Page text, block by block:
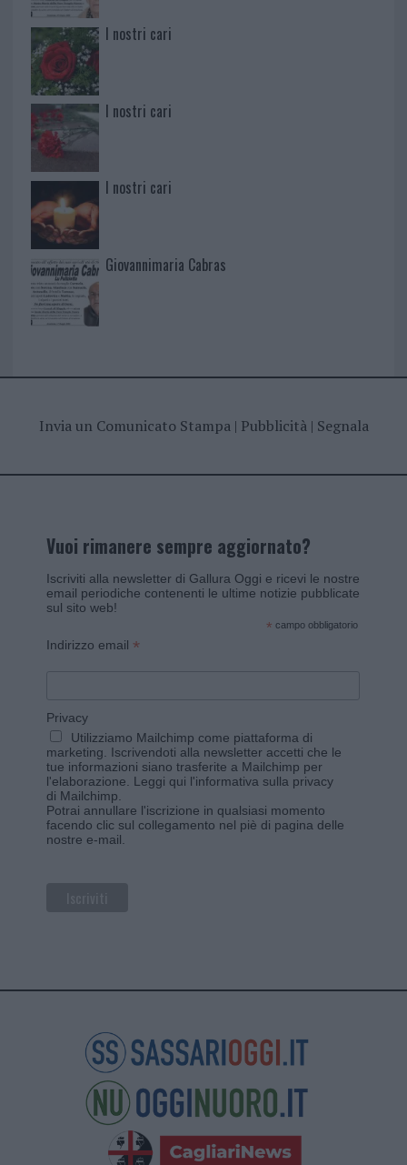
I nostri cari
I nostri cari
I nostri cari
Giovannimaria Cabras
Invia un Comunicato Stampa| Pubblicità| Segnala
Vuoi rimanere sempre aggiornato?
Iscriviti alla newsletter di Gallura Oggi e ricevi le nostre
email periodiche contenenti le ultime notizie pubblicate
sul sito web!
* campo obbligatorio
Indirizzo email *
Privacy
Utilizziamo Mailchimp come piattaforma di
marketing. Iscrivendoti alla newsletter accetti che le
tue informazioni siano trasferite a Mailchimp per
l'elaborazione. Leggi qui l'informativa sulla privacy
di Mailchimp
Potrai annullare l'iscrizione in qualsiasi momento
facendo clic sul collegamento nel piè di pagina delle
nostre e-mail.